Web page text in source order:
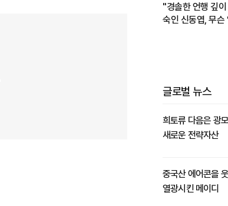
"경솔한 언행 깊
숙인 신동엽, 무슨
글로벌 뉴스
희토류 다음은 광
새로운 전략자산
중국산 에어콘을
열광시킨 메이디